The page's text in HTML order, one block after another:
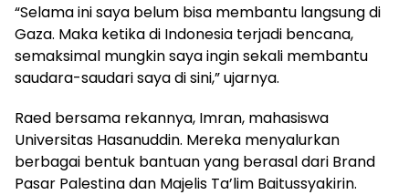
“Selama ini saya belum bisa membantu langsung di
Gaza. Maka ketika di Indonesia terjadi bencana,
semaksimal mungkin saya ingin sekali membantu
saudara-saudari saya di sini,” ujarnya.
Raed bersama rekannya, Imran, mahasiswa
Universitas Hasanuddin. Mereka menyalurkan
berbagai bentuk bantuan yang berasal dari Brand
Pasar Palestina dan Majelis Ta’lim Baitussyakirin.